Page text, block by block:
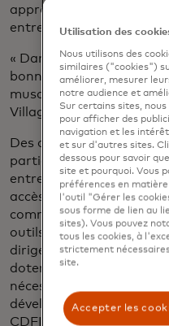
appropriés que les gens
entreprises.
« Dans les
bonnes idées, mais il est
muscles d’un
Villagrán.
Des organisations
particulièrement bien
entrepreneurs, non
accès financier, mais
comme le
outils numériques,
dirige Mastercard Strive
doter les petites
nécessaires pour
développer, en partie
CDFI.
Utilisation des
Nous utilisons des
similaires ("cookies")
améliorer, mesurer
notre audience et
Sur certains sites,
pour afficher des
navigation et les
et sur d'autres sites.
dessous pour savoir
site et pourquoi. Vous
préférences en
l'outil "Gérer les
sous forme de lien au
sites). Vous pouvez
tous les cookies, à
strictement
site.
Accepter les